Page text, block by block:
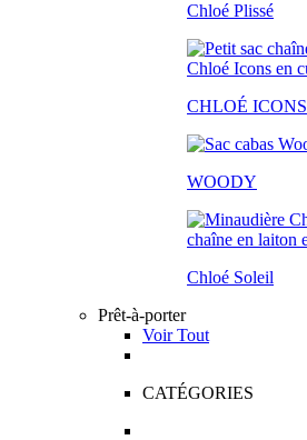
Chloé Plissé
CHLOÉ ICONS
WOODY
Chloé Soleil
Prêt-à-porter
Voir Tout
CATÉGORIES